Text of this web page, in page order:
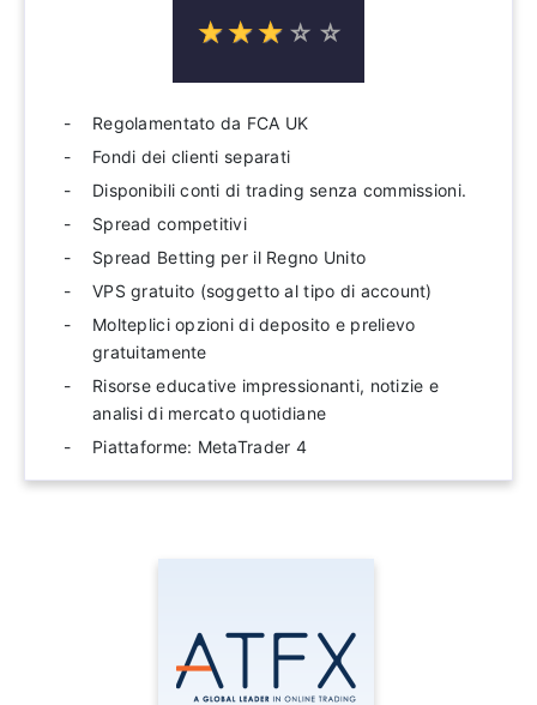
☆☆☆ ☆ ☆
★★★ ★ ★
Regolamentato da FCA UK
Fondi dei clienti separati
Disponibili conti di trading senza commissioni.
Spread competitivi
Spread Betting per il Regno Unito
VPS gratuito (soggetto al tipo di account)
Molteplici opzioni di deposito e prelievo
gratuitamente
Risorse educative impressionanti, notizie e
analisi di mercato quotidiane
Piattaforme: MetaTrader 4